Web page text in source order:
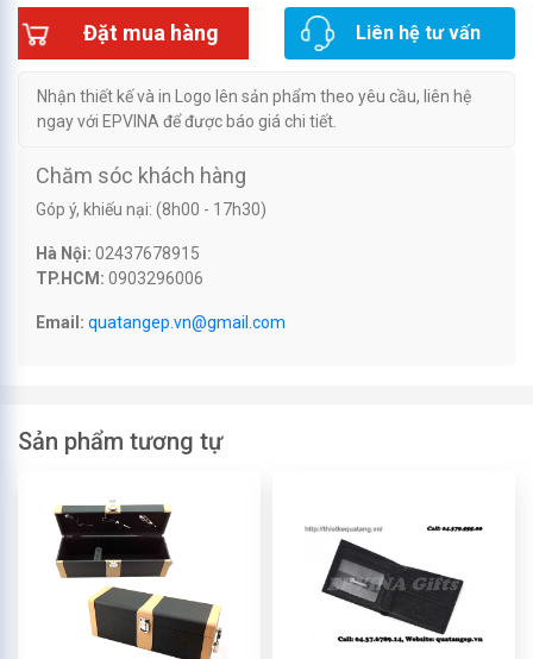
Đặt mua hàng Liên hệ tư vấn
Nhận thiết kế và in Logo lên sản phẩm theo yêu cầu, liên hệ
ngay với EPVINA để được báo giá chi tiết.
Chăm sóc khách hàng
Góp ý, khiếu nại: (8h00 - 17h30)
Hà Nội: 02437678915
TP.HCM: 0903296006
Email: quatangep.vn@gmail.com
Sản phẩm tương tự